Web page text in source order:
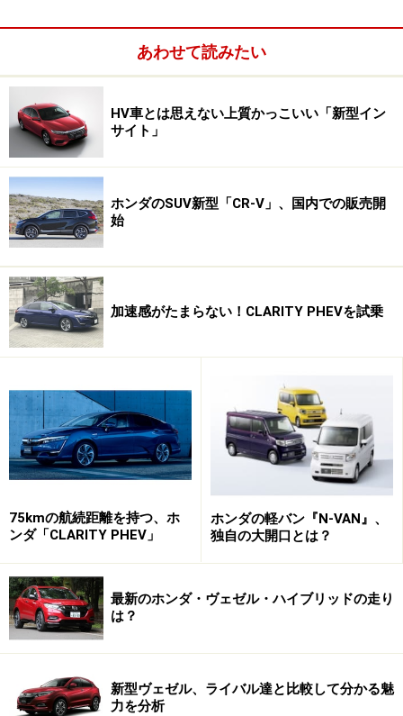
クリプス クロスも登場したが、販売台数の数値として出
てくるのはもう少しだけかかるかもしれない。
対的な台数には限りがあるものの、絶好調だというマツ
ダCX-8や新型エクリプス クロスなどをのぞき、2018年
登場の（？）新型CR-Vや次期ジュークなどが出てくるま
では、国産SUVは少し端境期に入っている感がある。
モデル末期に差しかかっているヴェゼル
前席の形状が変更され、さらにステッチも変更することで、
ホールド性と質感が向上
そんな中、マイナーチェンジを受けたヴェゼルも2013年
あわせて読みたい
HV車とは思えない上質かっこいい「新型イン
サイト」
ホンダのSUV新型「CR-V」、国内での販売開
始
加速感がたまらない！CLARITY PHEVを試乗
75kmの航続距離を持つ、ホ
ンダ「CLARITY PHEV」
ホンダの軽バン『N-VAN』、
独自の大開口とは？
最新のホンダ・ヴェゼル・ハイブリッドの走り
は？
新型ヴェゼル、ライバル達と比較して分かる魅
力を分析